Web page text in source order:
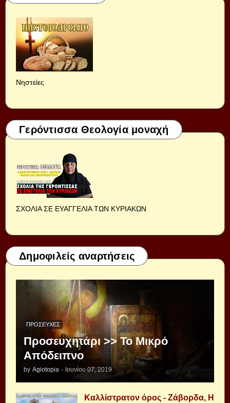
Νηστείες
Γερόντισσα Θεολογία μοναχή
ΣΧΟΛΙΑ ΣΕ ΕΥΑΓΓΕΛΙΑ ΤΩΝ ΚΥΡΙΑΚΩΝ
Δημοφιλείς αναρτήσεις
ΠΡΟΣΕΥΧΈΣ
Προσευχητάρι >> Το Μικρό
Απόδειπνο
by Agiotopia - Ιουνίου 07, 2019
Καλλίστρατον όρος - Ζάβορδα, Η